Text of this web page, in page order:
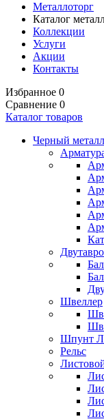
Металлоторг
Каталог
Коллекции
Услуги
Акции
Контакты
Избранное 0
Сравнение 0
Каталог товаров
Черный
Швеллер
Шпунт
Рельс